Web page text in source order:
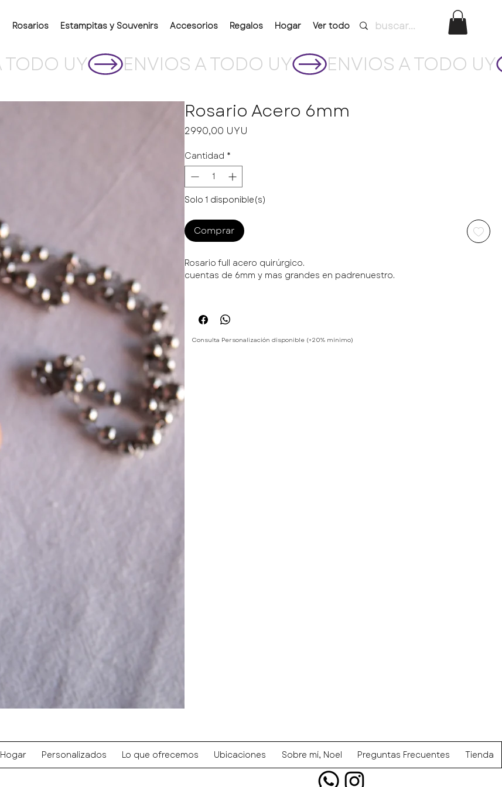
Rosarios Estampitas y Souvenirs Accesorios Regalos Hogar Ver todo
Rosario Acero 6mm
2990,00 UYU
Cantidad *
Solo 1 disponible(s)
Comprar
Rosario full acero quirúrgico.
cuentas de 6mm y mas grandes en padrenuestro.
Consulta Personalización disponible (+20% mínimo)
Hogar Personalizados Lo que ofrecemos Ubicaciones Sobre mí, Noel Preguntas Frecuentes Tienda